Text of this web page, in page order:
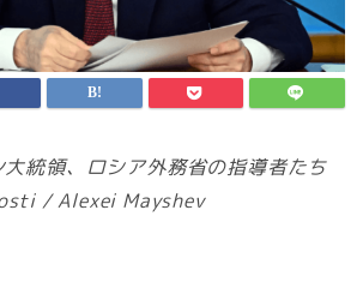
統領、ロシア外務省の指導者たち
/ Alexei Mayshev